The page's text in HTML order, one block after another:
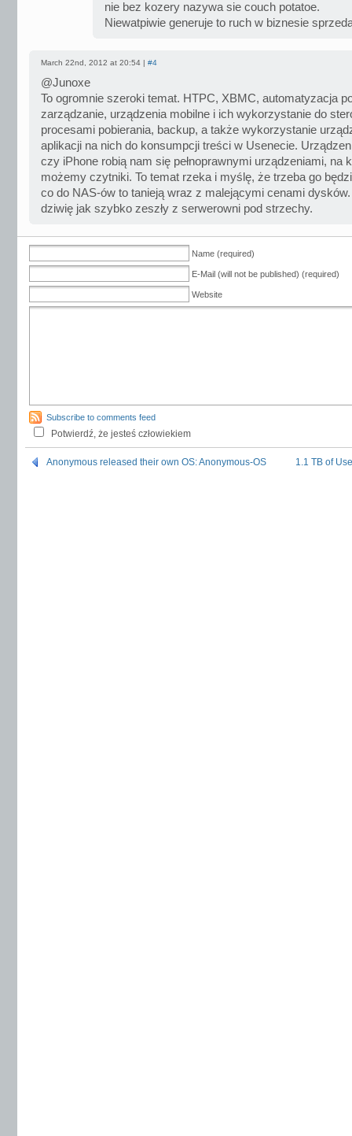
nie bez kozery nazywa sie couch potatoe.
Niewatpiwie generuje to ruch w biznesie
March 22nd, 2012 at 20:54 | #4
@Junoxe
To ogromnie szeroki temat. HTPC, XBMC, automatyzacja
zarządzanie, urządzenia mobilne i ich wykorzystanie do
procesami pobierania, backup, a także wykorzystanie
aplikacji na nich do konsumpcji treści w Usenecie.
czy iPhone robią nam się pełnoprawnymi urządzeniami, na
możemy czytniki. To temat rzeka i myślę, że trzeba go
co do NAS-ów to tanieją wraz z malejącymi cenami
dziwię jak szybko zeszły z serwerowni pod strzechy.
Name (required)
E-Mail (will not be published) (required)
Website
Subscribe to comments feed
Potwierdź, że jesteś człowiekiem
Anonymous released their own OS: Anonymous-OS 1.1 TB of